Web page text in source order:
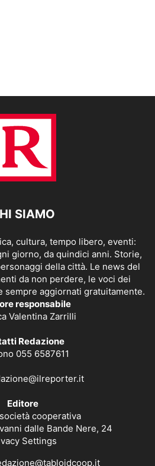
SIAMO
cultura, tempo libero, eventi:
giorno, da quindici anni. Storie,
della città. Le news del
da non perdere, le voci dei
sempre aggiornati gratuitamente.
responsabile
Valentina Zarrilli
Redazione
055 6587611
Editore
società cooperativa
dalle Bande Nere, 24
Settings